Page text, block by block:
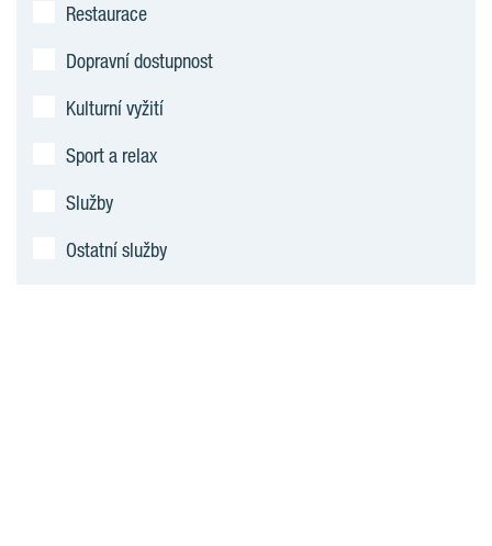
Restaurace
Dopravní dostupnost
Kulturní vyžití
Sport a relax
Služby
Ostatní služby